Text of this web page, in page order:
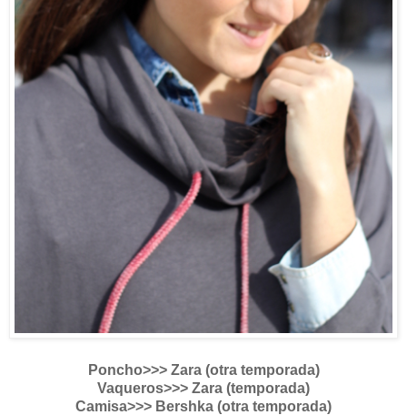
Poncho>>> Zara (otra temporada)
Vaqueros>>> Zara (temporada)
Camisa>>> Bershka (otra temporada)